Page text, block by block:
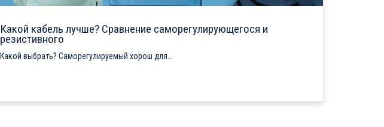
Какой кабель лучше? Сравнение саморегулирующегося и
резистивного
Какой выбрать? Саморегулируемый хорош для...